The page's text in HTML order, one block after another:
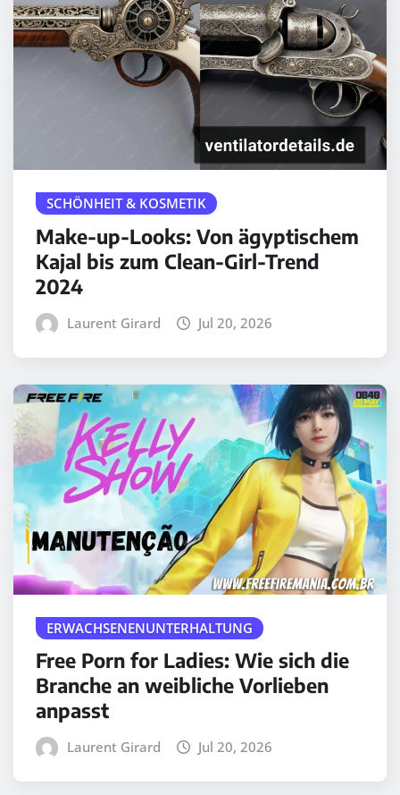
SCHÖNHEIT & KOSMETIK
Make-up-Looks: Von ägyptischem
Kajal bis zum Clean-Girl-Trend
2024
Laurent Girard Jul 20, 2026
ERWACHSENENUNTERHALTUNG
Free Porn for Ladies: Wie sich die
Branche an weibliche Vorlieben
anpasst
Laurent Girard Jul 20, 2026